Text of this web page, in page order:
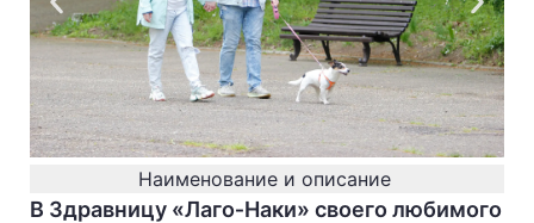
Наименование и описание
В Здравницу «Лаго‐Наки» своего любимого